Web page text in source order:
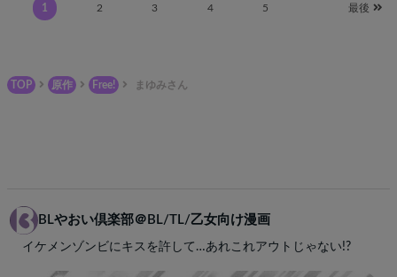
1 2 3 4 5 最後
TOP 原作 Free! まゆみさん
BLやおい倶楽部＠BL/TL/乙女向け漫画
イケメンゾンビにキスを許して…あれこれアウトじゃない!?